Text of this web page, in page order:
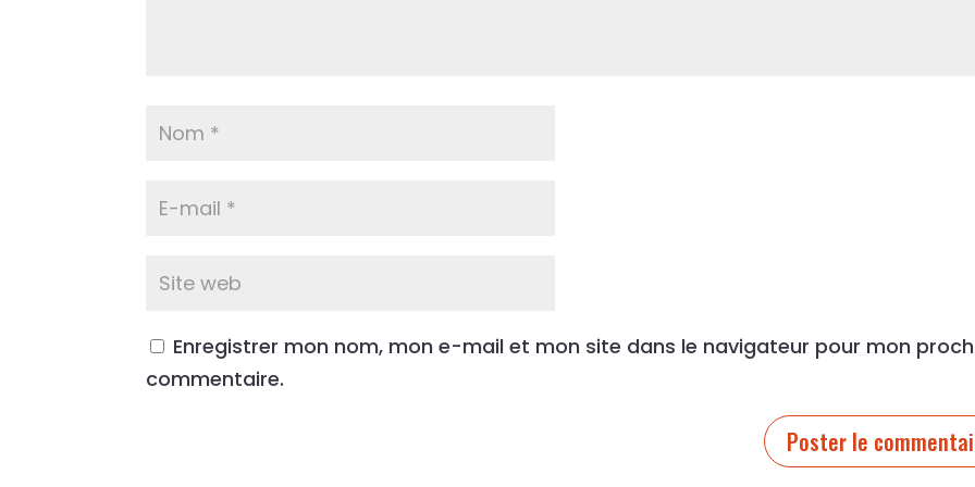
Enregistrer mon nom, mon e-mail et mon site dans le navigateur pour mon
commentaire.